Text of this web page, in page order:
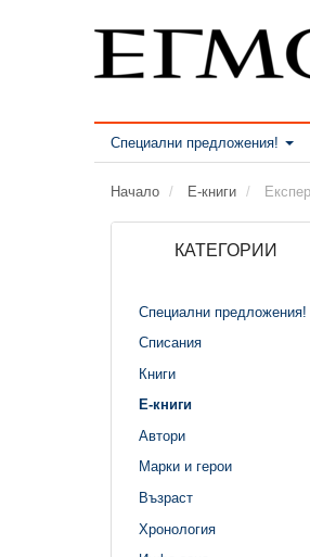
Специални предложения!
Начало Е-книги
КАТЕГОРИИ
Специални предложения!
Списания
Книги
Е-книги
Автори
Марки и герои
Възраст
Хронология